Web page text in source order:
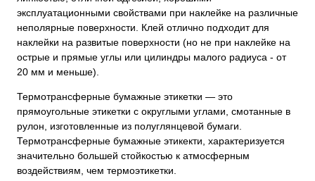
эксплуатационными свойствами при наклейке на различные
неполярные поверхности. Клей отлично подходит для
наклейки на развитые поверхности (но не при наклейке на
острые и прямые углы или цилиндры малого радиуса - от
20 мм и меньше).
Термотрансферные бумажные этикетки — это
прямоугольные этикетки с округлыми углами, смотанные в
рулон, изготовленные из полуглянцевой бумаги.
Термотрансферные бумажные этикекти, характеризуется
значительно большей стойкостью к атмосферным
воздействиям, чем термоэтикетки.